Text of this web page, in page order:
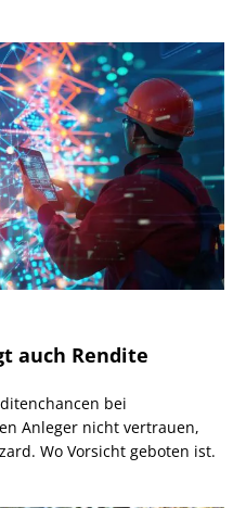
auch Rendite
bei
Anleger nicht vertrauen,
Wo Vorsicht geboten ist.